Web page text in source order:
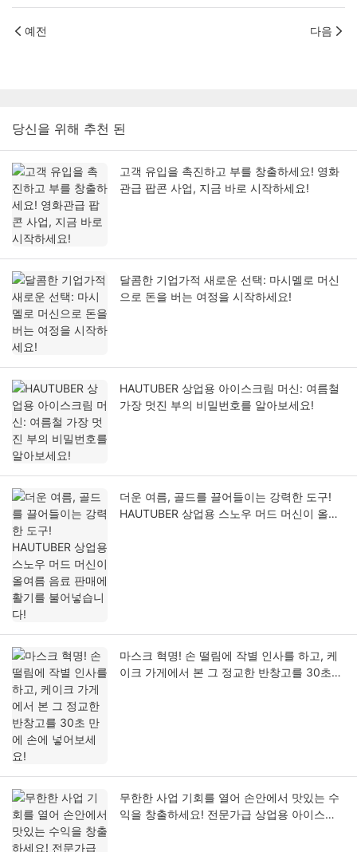
예전 다음
당신을 위해 추천 된
고객 유입을 촉진하고 부를 창출하세요! 영화
관급 팝콘 사업, 지금 바로 시작하세요!
달콤한 기업가적 새로운 선택: 마시멜로 머신
으로 돈을 버는 여정을 시작하세요!
HAUTUBER 상업용 아이스크림 머신: 여름철
가장 멋진 부의 비밀번호를 알아보세요!
더운 여름, 골드를 끌어들이는 강력한 도구!
HAUTUBER 상업용 스노우 머드 머신이 올여
마스크 혁명! 손 떨림에 작별 인사를 하고, 케
이크 가게에서 본 그 정교한 반창고를 30초
무한한 사업 기회를 열어 손안에서 맛있는 수
익을 창출하세요! 전문가급 상업용 아이스크